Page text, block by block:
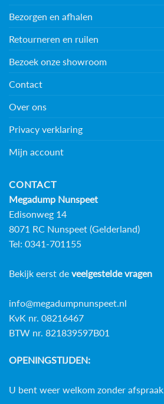
Bezorgen en afhalen
Retourneren en ruilen
Bezoek onze showroom
Contact
Over ons
Privacy verklaring
Mijn account
CONTACT
Megadump Nunspeet
Edisonweg 14
8071 RC Nunspeet (Gelderland)
Tel: 0341-701155
Bekijk eerst de veelgestelde vragen
info@megadumpnunspeet.nl
KvK nr. 08216467
BTW nr. 821839597B01
OPENINGSTIJDEN:
U bent weer welkom zonder afspraak.